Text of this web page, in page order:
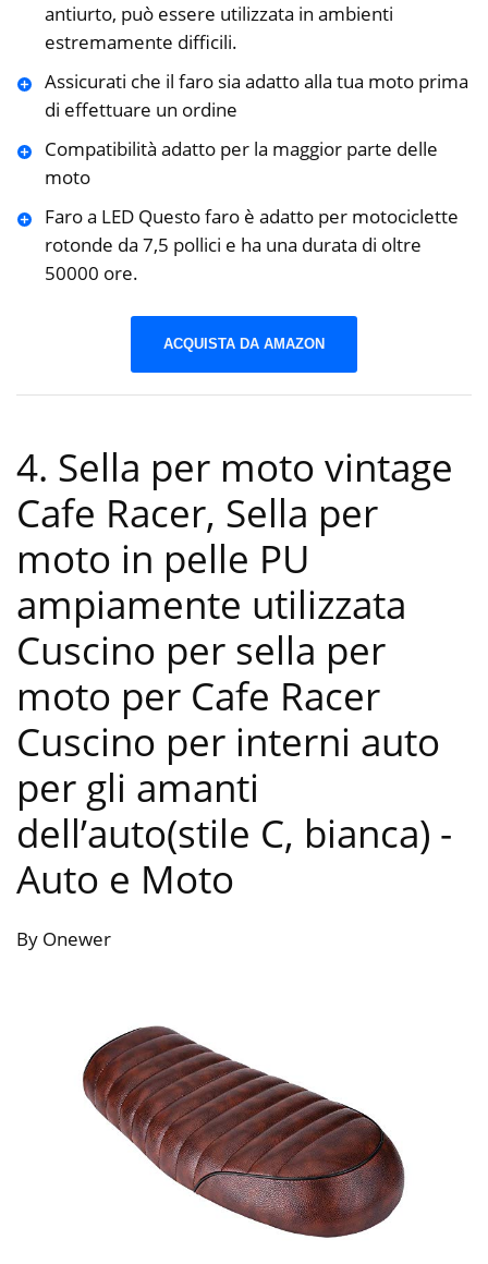
antiurto, può essere utilizzata in ambienti
estremamente difficili.
Assicurati che il faro sia adatto alla tua moto prima
di effettuare un ordine
Compatibilità adatto per la maggior parte delle
moto
Faro a LED Questo faro è adatto per motociclette
rotonde da 7,5 pollici e ha una durata di oltre
50000 ore.
ACQUISTA DA AMAZON
4. Sella per moto vintage
Cafe Racer, Sella per
moto in pelle PU
ampiamente utilizzata
Cuscino per sella per
moto per Cafe Racer
Cuscino per interni auto
per gli amanti
dell’auto(stile C, bianca) -
Auto e Moto
By Onewer